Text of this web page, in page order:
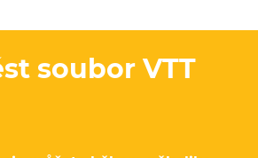
soubor VTT